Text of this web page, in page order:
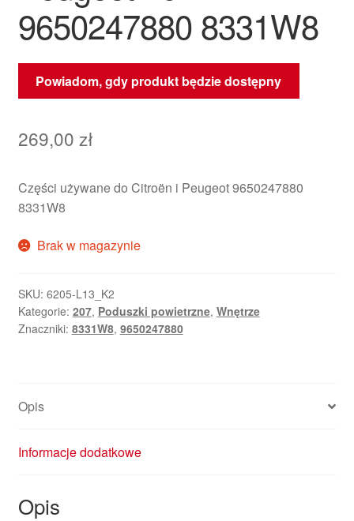
9650247880 8331W8
Powiadom, gdy produkt będzie dostępny
269,00 zł
Części używane do Citroën i Peugeot 9650247880
8331W8
Brak w magazynie
SKU: 6205-L13_K2
Kategorie: 207, Poduszki powietrzne, Wnętrze
Znaczniki: 8331W8, 9650247880
Opis
Informacje dodatkowe
Opis